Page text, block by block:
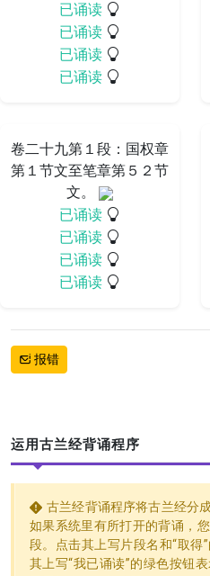
已诵读
已诵读
已诵读
已诵读
卷二十九第１段：国权章
第１节文至笔章第５２节
文。
已诵读
已诵读
已诵读
已诵读
报错
运用古兰经背诵程序
古兰经背诵程序将古兰经分
如果系统里有所打开的背诵，
段。点击其上写片段名和“取得
其上写“我已诵读”的绿色按钮